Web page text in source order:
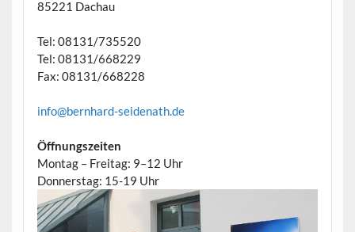
85221 Dachau
Tel: 08131/735520
Tel: 08131/668229
Fax: 08131/668228
info@bernhard-seidenath.de
Öffnungszeiten
Montag – Freitag: 9–12 Uhr
Donnerstag: 15-19 Uhr